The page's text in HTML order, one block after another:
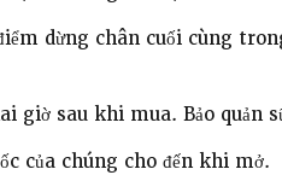
dừng chân cuối cùng
giờ sau khi mua. Bảo quản
của chúng cho đến khi mở.